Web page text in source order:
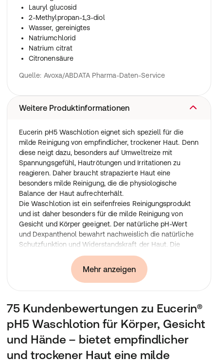
Lauryl glucosid
2-Methylpropan-1,3-diol
Wasser, gereinigtes
Natriumchlorid
Natrium citrat
Citronensäure
Quelle: Avoxa/ABDATA Pharma-Daten-Service
Weitere Produktinformationen
Eucerin pH5 Waschlotion eignet sich speziell für die
milde Reinigung von empfindlicher, trockener Haut. Denn
diese neigt dazu, besonders auf Umweltreize mit
Spannungsgefühl, Hautrötungen und Irritationen zu
reagieren. Daher braucht strapazierte Haut eine
besonders milde Reinigung, die die physiologische
Balance der Haut aufrechterhält.
Die Waschlotion ist ein seifenfreies Reinigungsprodukt
und ist daher besonders für die milde Reinigung von
Gesicht und Körper geeignet. Der natürliche pH-Wert
und Dexpanthenol bewahrt nachweislich die natürliche
Schutzfunktion und Widerstandskraft der Haut. Die
Formel sorgt für eine sanfte Reinigung mit extra milden,
seifenfreien Tensiden.
Besondere Eigenschaften:
Waschlotion ohne Seife
So einfach anzuwenden wie ein Duschgel
Erhält die natürliche Schutzfunktion der Haut
Für die tägliche Reinigung von Händen, Gesicht und
Körper geeignet
Frei von Mikroplastik
Mehr anzeigen
75 Kundenbewertungen zu Eucerin®
pH5 Waschlotion für Körper, Gesicht
und Hände – bietet empfindlicher
und trockener Haut eine milde